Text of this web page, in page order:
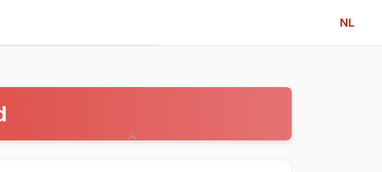
NL
Community